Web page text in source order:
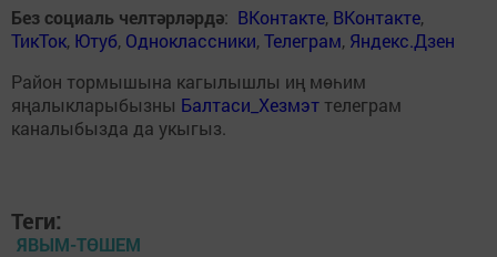
Без социаль челтәрләрдә: ВКонтакте, ВКонтакте,
ТикТок, Ютуб, Одноклассники,Телеграм, Яндекс.Дзен
Район тормышына кагылышлы иң мөһим
яңалыкларыбызны Балтаси_Хезмэт телеграм
каналыбызда да укыгыз.
Теги:
ЯВЫМ-ТӨШЕМ